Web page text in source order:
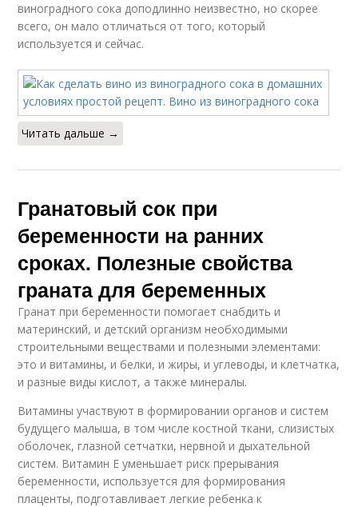
виноградного сока доподлинно неизвестно, но скорее
всего, он мало отличаться от того, который
используется и сейчас.
Читать дальше →
Гранатовый сок при
беременности на ранних
сроках. Полезные свойства
граната для беременных
Гранат при беременности помогает снабдить и
материнский, и детский организм необходимыми
строительными веществами и полезными элементами:
это и витамины, и белки, и жиры, и углеводы, и клетчатка,
и разные виды кислот, а также минералы.
Витамины участвуют в формировании органов и систем
будущего малыша, в том числе костной ткани, слизистых
оболочек, глазной сетчатки, нервной и дыхательной
систем. Витамин Е уменьшает риск прерывания
беременности, используется для формирования
плаценты, подготавливает легкие ребенка к